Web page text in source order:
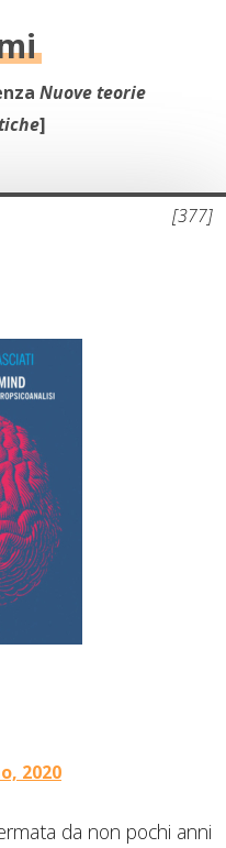
del linguaggio iconico e
Nuove teorie
]
[377]
2020
da non pochi anni